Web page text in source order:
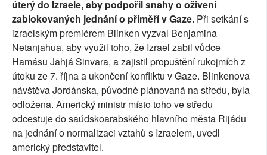
úterý do Izraele, aby podpořil snahy o oživení
zablokovaných jednání o příměří v Gaze. Při setkání s
izraelským premiérem Blinken vyzval Benjamina
Netanjahua, aby využil toho, že Izrael zabil vůdce
Hamásu Jahjá Sinvara, a zajistil propuštění rukojmích z
útoku ze 7. října a ukončení konfliktu v Gaze. Blinkenova
návštěva Jordánska, původně plánovaná na středu, byla
odložena. Americký ministr místo toho ve středu
odcestuje do saúdskoarabského hlavního města Rijádu
na jednání o normalizaci vztahů s Izraelem, uvedl
americký představitel.